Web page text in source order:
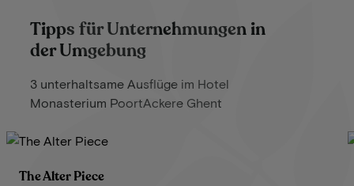
Tipps für Unternehmungen in
der Umgebung
3 unterhaltsame Ausflüge im Hotel
Monasterium PoortAckere Ghent
The Alter Piece